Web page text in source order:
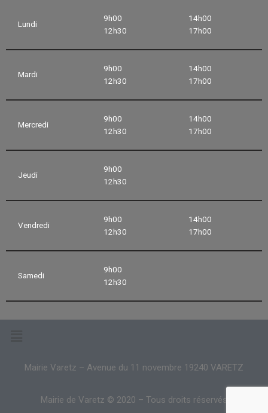
Lundi
9h00
12h30
14h00
17h00
Mardi
9h00
12h30
14h00
17h00
Mercredi
9h00
12h30
14h00
17h00
Jeudi
9h00
12h30
Vendredi
9h00
12h30
14h00
17h00
Samedi
9h00
12h30
Mairie Varetz – Avenue du 11 novembre 19240 VARETZ
Mairie de Varetz © 2020 – Tous droits réservés